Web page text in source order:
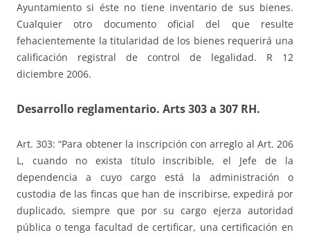
Ayuntamiento si éste no tiene inventario de sus bienes.
Cualquier otro documento oficial del que resulte
fehacientemente la titularidad de los bienes requerirá una
calificación registral de control de legalidad. R 12
diciembre 2006.
Desarrollo reglamentario. Arts303 a 307 RH.
Art. 303: “Para obtener la inscripción con arreglo al Art. 206
L, cuando no exista título inscribible, el Jefe de la
dependencia a cuyo cargo está la administración o
custodia de las fincas que han de inscribirse, expedirá por
duplicado, siempre que por su cargo ejerza autoridad
pública o tenga facultad de certificar, una certificación en